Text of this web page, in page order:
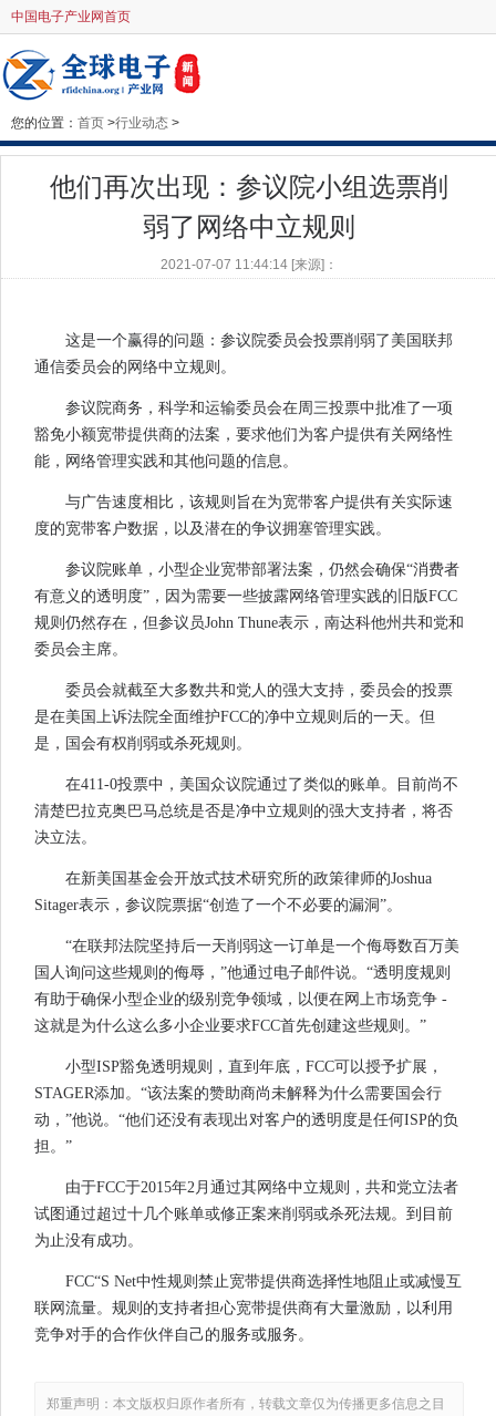
中国电子产业网首页
您的位置： 首页 >行业动态 >
他们再次出现：参议院小组选票削
弱了网络中立规则
2021-07-07 11:44:14 [来源]：
这是一个赢得的问题：参议院委员会投票削弱了美国联邦
通信委员会的网络中立规则。
参议院商务，科学和运输委员会在周三投票中批准了一项
豁免小额宽带提供商的法案，要求他们为客户提供有关网络性
能，网络管理实践和其他问题的信息。
与广告速度相比，该规则旨在为宽带客户提供有关实际速
度的宽带客户数据，以及潜在的争议拥塞管理实践。
参议院账单，小型企业宽带部署法案，仍然会确保“消费者
有意义的透明度”，因为需要一些披露网络管理实践的旧版FCC
规则仍然存在，但参议员John Thune表示，南达科他州共和党和
委员会主席。
委员会就截至大多数共和党人的强大支持，委员会的投票
是在美国上诉法院全面维护FCC的净中立规则后的一天。但
是，国会有权削弱或杀死规则。
在411-0投票中，美国众议院通过了类似的账单。目前尚不
清楚巴拉克奥巴马总统是否是净中立规则的强大支持者，将否
决立法。
在新美国基金会开放式技术研究所的政策律师的Joshua
Sitager表示，参议院票据“创造了一个不必要的漏洞”。
“在联邦法院坚持后一天削弱这一订单是一个侮辱数百万美
国人询问这些规则的侮辱，”他通过电子邮件说。“透明度规则
有助于确保小型企业的级别竞争领域，以便在网上市场竞争 -
这就是为什么这么多小企业要求FCC首先创建这些规则。”
小型ISP豁免透明规则，直到年底，FCC可以授予扩展，
STAGER添加。“该法案的赞助商尚未解释为什么需要国会行
动，”他说。“他们还没有表现出对客户的透明度是任何ISP的负
担。”
由于FCC于2015年2月通过其网络中立规则，共和党立法者
试图通过超过十几个账单或修正案来削弱或杀死法规。到目前
为止没有成功。
FCC“S Net中性规则禁止宽带提供商选择性地阻止或减慢互
联网流量。规则的支持者担心宽带提供商有大量激励，以利用
竞争对手的合作伙伴自己的服务或服务。
郑重声明：本文版权归原作者所有，转载文章仅为传播更多信息之目